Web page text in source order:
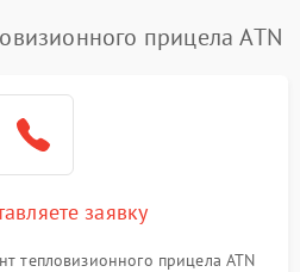
1500 ₽ Подробнее →
2000 ₽
1500 ₽
1500 ₽ Подробнее →
прицела ATN
заявку
тепловизионного прицела ATN